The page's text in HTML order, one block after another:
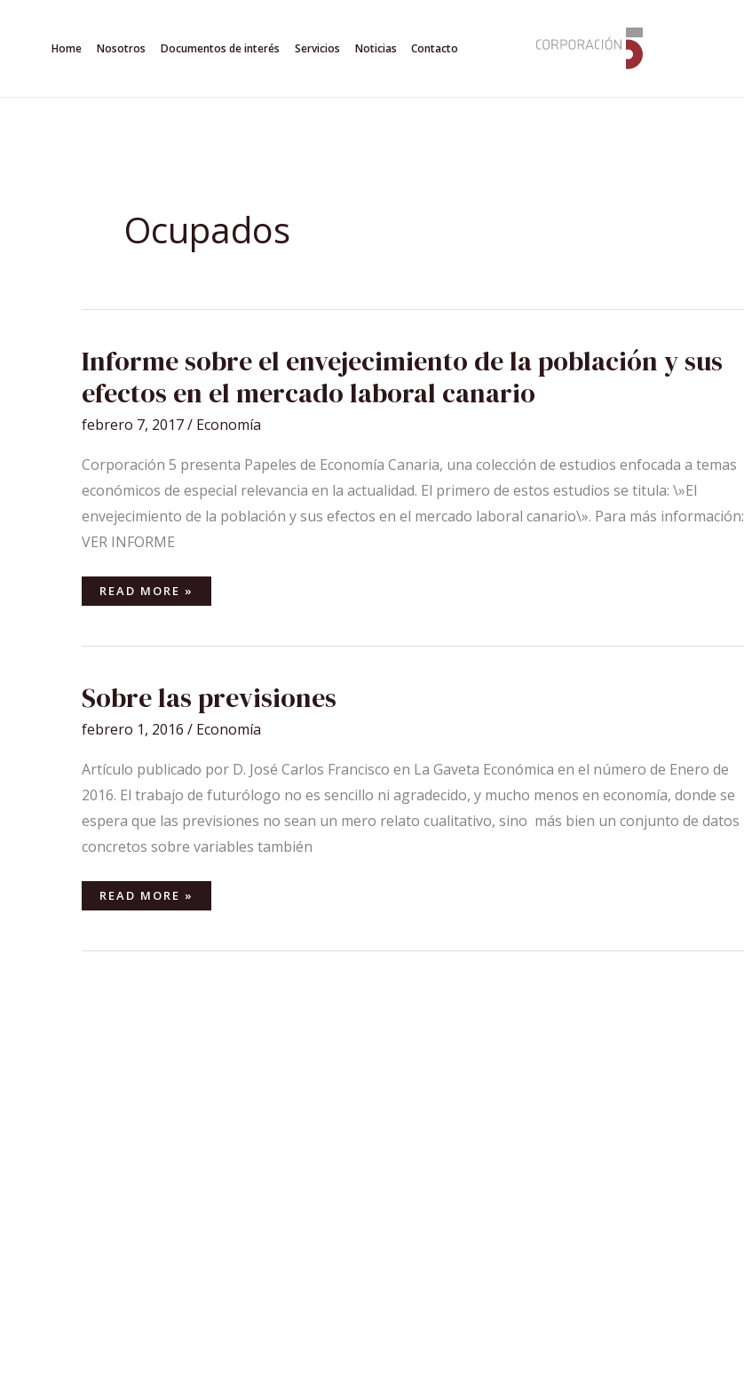
Home Nosotros Documentos de interés Servicios Noticias Contacto
Ocupados
Informe sobre el envejecimiento de la población y sus
efectos en el mercado laboral canario
febrero 7, 2017/ Economía
Corporación 5 presenta Papeles de Economía Canaria, una colección de estudios enfocada a temas
económicos de especial relevancia en la actualidad. El primero de estos estudios se titula: \»El
envejecimiento de la población y sus efectos en el mercado laboral canario\». Para más información:
VER INFORME
INFORME
SOBRE
EL
ENVEJECIMIENTO
DE
LA
POBLACIÓN
Y
EN
EL
MERCADO
LABORAL
CANARIO
READ MORE »
Sobre las previsiones
febrero 1, 2016 / Economía
Artículo publicado por D. José Carlos Francisco en La Gaveta Económica en el número de Enero de
2016. El trabajo de futurólogo no es sencillo ni agradecido, y mucho menos en economía, donde se
espera que las previsiones no sean un mero relato cualitativo, sino más bien un conjunto de datos
concretos sobre variables también
SOBRE
LAS
PREVISIONES
READ MORE »